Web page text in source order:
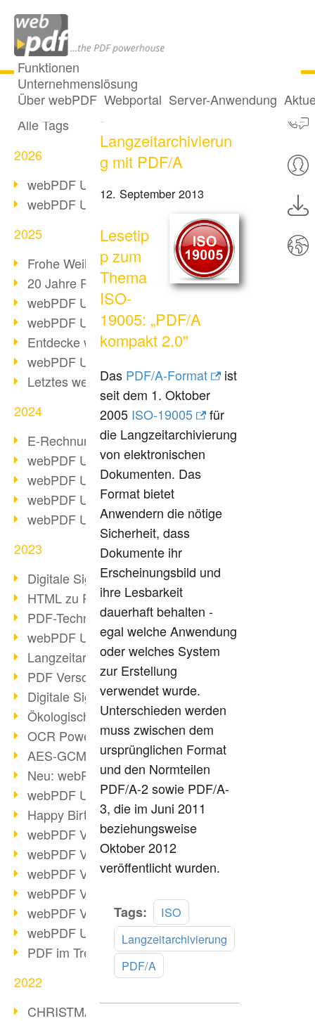
Funktionen
Unternehmenslösung
Über webPDF Webportal Server-Anwendung
Alle Beiträge
Alle Tags
2026
webPDF Update 10.0.5
webPDF Update 10.0.4
2025
Frohe Weihnachten & Auszeit
20 Jahre PDF/A
webPDF Update 10.0.3
webPDF Update 10.0.2
Entdecke webPDF 10
webPDF Update 9.0.0.3655
Letztes webPDF 8 Update
2024
E-Rechnungsstellung ab 2025
webPDF Update 9.0.0.3584
webPDF Update 9.0.0.3479
webPDF Update 9.0.0.3361
webPDF Update 9.0.0.3264
2023
Digitale Signatur in PDF
HTML zu PDF
PDF-Techniken für Barrierefreiheit
webPDF Update 9.0.0.3149
Langzeitarchivierung mit PDF/A
PDF Verschlüsselung
Digitale Signaturen
Ökologischen Abdruck reduzieren
OCR Power für Profis
AES-GCM-Unterstützung (PDF 2.0)
Neu: webPDF Developer Hub
webPDF Update 9.0.0.2898
Happy Birthday, PDF!
webPDF Video-Session 4
webPDF Video-Session 3
webPDF Video-Session 2
webPDF Video-Session 1
webPDF Video-Session Termine
webPDF Update 9.0.0.2843
PDF im Trend
2022
CHRISTMAS 2022 loading
ISO-19005 kompakt
-
Langzeitarchivierun
g mit PDF/A
12. September 2013
Lesetip
p zum
Thema
ISO-
19005: „PDF/A
kompakt 2.0"
Das PDF/A-Format
ist
seit dem 1. Oktober
2005 ISO-19005
für
die Langzeitarchivierung
von elektronischen
Dokumenten. Das
Format bietet
Anwendern die nötige
Sicherheit, dass
Dokumente ihr
Erscheinungsbild und
ihre Lesbarkeit
dauerhaft behalten -
egal welche Anwendung
oder welches System
zur Erstellung
verwendet wurde.
Unterschieden werden
muss zwischen dem
ursprünglichen Format
und den Normteilen
PDF/A-2 sowie PDF/A-
3, die im Juni 2011
beziehungsweise
Oktober 2012
veröffentlicht wurden.
Tags:
ISO
Langzeitarchivierung
PDF/A